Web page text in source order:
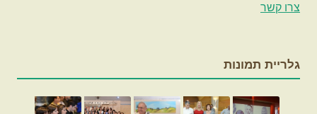
צרו קשר
גלריית תמונות